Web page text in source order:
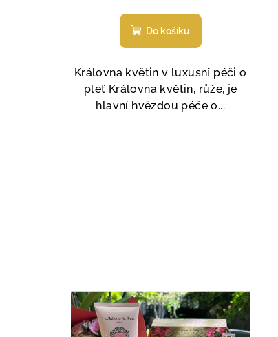
hodnocení
produktu
je
5,0
z
5
hvězdiček.
Do košíku
Královna květin v luxusní péči o
pleť Královna květin, růže, je
hlavní hvězdou péče o...